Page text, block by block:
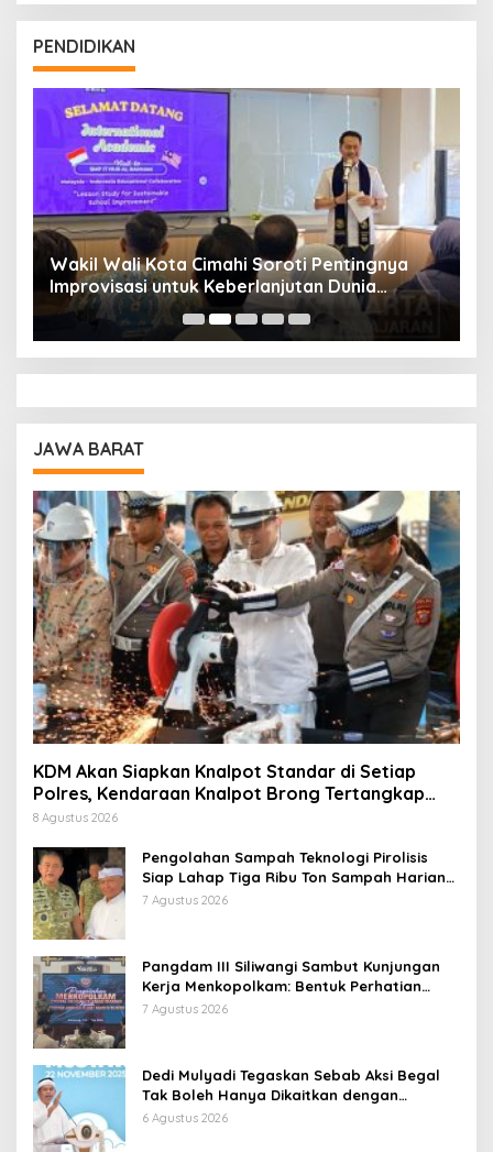
PENDIDIKAN
Wakil Wali Kota Cimahi Soroti Pentingnya
Improvisasi untuk Keberlanjutan Dunia
Pendidikan
JAWA BARAT
KDM Akan Siapkan Knalpot Standar di Setiap
Polres, Kendaraan Knalpot Brong Tertangkap
Langsung Ganti
8 Agustus 2026
Pengolahan Sampah Teknologi Pirolisis
Siap Lahap Tiga Ribu Ton Sampah Harian
Jawa Barat
7 Agustus 2026
Pangdam III Siliwangi Sambut Kunjungan
Kerja Menkopolkam: Bentuk Perhatian
Pemerintah
7 Agustus 2026
Dedi Mulyadi Tegaskan Sebab Aksi Begal
Tak Boleh Hanya Dikaitkan dengan
Ekonomi
6 Agustus 2026